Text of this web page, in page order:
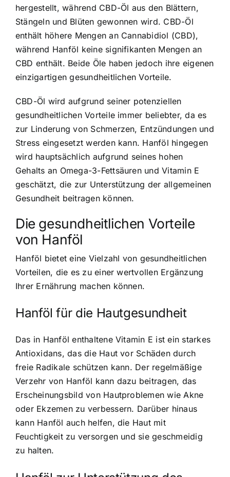
hergestellt, während CBD-Öl aus den Blättern,
Stängeln und Blüten gewonnen wird. CBD-Öl
enthält höhere Mengen an Cannabidiol (CBD),
während Hanföl keine signifikanten Mengen an
CBD enthält. Beide Öle haben jedoch ihre eigenen
einzigartigen gesundheitlichen Vorteile.
CBD-Öl wird aufgrund seiner potenziellen
gesundheitlichen Vorteile immer beliebter, da es
zur Linderung von Schmerzen, Entzündungen und
Stress eingesetzt werden kann. Hanföl hingegen
wird hauptsächlich aufgrund seines hohen
Gehalts an Omega-3-Fettsäuren und Vitamin E
geschätzt, die zur Unterstützung der allgemeinen
Gesundheit beitragen können.
Die gesundheitlichen Vorteile
von Hanföl
Hanföl bietet eine Vielzahl von gesundheitlichen
Vorteilen, die es zu einer wertvollen Ergänzung
Ihrer Ernährung machen können.
Hanföl für die Hautgesundheit
Das in Hanföl enthaltene Vitamin E ist ein starkes
Antioxidans, das die Haut vor Schäden durch
freie Radikale schützen kann. Der regelmäßige
Verzehr von Hanföl kann dazu beitragen, das
Erscheinungsbild von Hautproblemen wie Akne
oder Ekzemen zu verbessern. Darüber hinaus
kann Hanföl auch helfen, die Haut mit
Feuchtigkeit zu versorgen und sie geschmeidig
zu halten.